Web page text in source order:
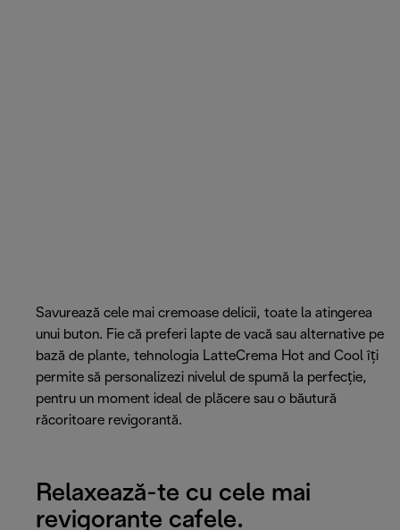
Savurează cele mai cremoase delicii, toate la atingerea
unui buton. Fie că preferi lapte de vacă sau alternative pe
bază de plante, tehnologia LatteCrema Hot and Cool îți
permite să personalizezi nivelul de spumă la perfecție,
pentru un moment ideal de plăcere sau o băutură
răcoritoare revigorantă.
Relaxează-te cu cele mai
revigorante cafele.